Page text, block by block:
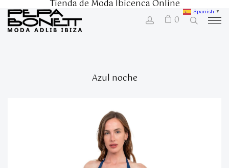
0
Tienda de Moda Ibicenca Online
Azul noche
Spanish ▼